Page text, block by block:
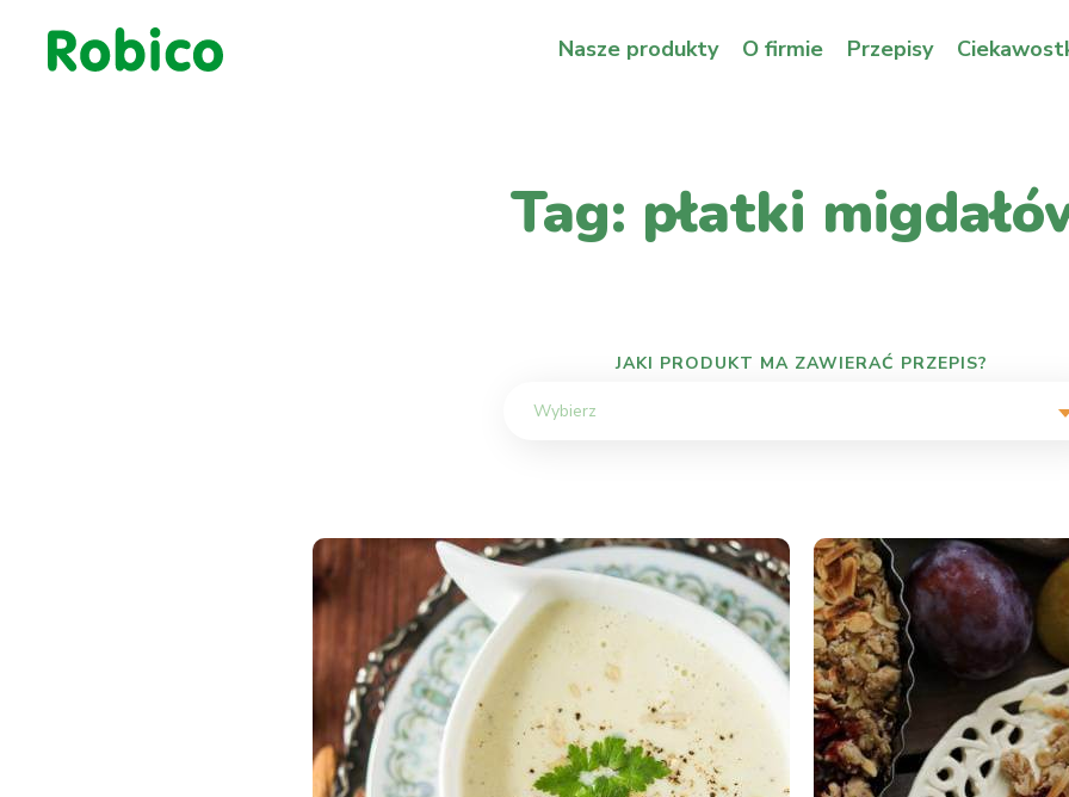
Nasze produkty O firmie Przepisy
Tag: płatki
JAKI PRODUKT MA ZAWIERAĆ PRZEPIS?
Wybierz